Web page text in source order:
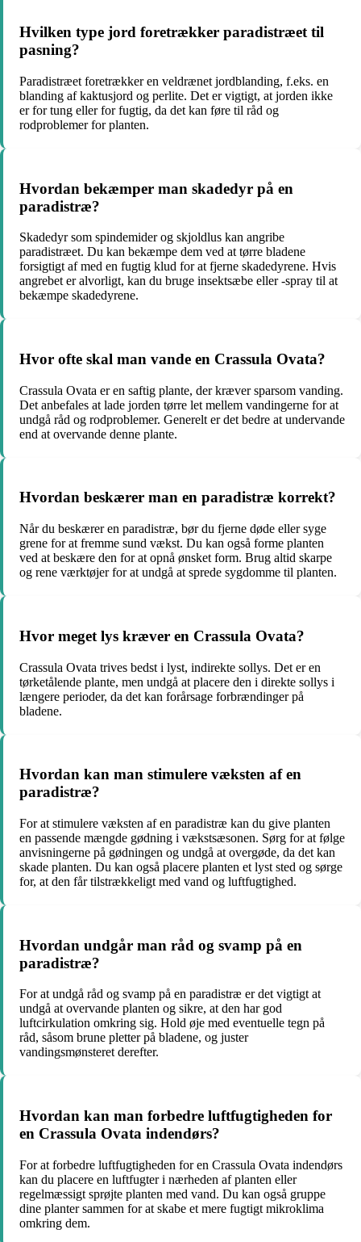
Hvilken type jord foretrækker paradistræet til
pasning?
Paradistræet foretrækker en veldrænet jordblanding, f.eks. en
blanding af kaktusjord og perlite. Det er vigtigt, at jorden ikke
er for tung eller for fugtig, da det kan føre til råd og
rodproblemer for planten.
Hvordan bekæmper man skadedyr på en
paradistræ?
Skadedyr som spindemider og skjoldlus kan angribe
paradistræet. Du kan bekæmpe dem ved at tørre bladene
forsigtigt af med en fugtig klud for at fjerne skadedyrene. Hvis
angrebet er alvorligt, kan du bruge insektsæbe eller -spray til at
bekæmpe skadedyrene.
Hvor ofte skal man vande en Crassula Ovata?
Crassula Ovata er en saftig plante, der kræver sparsom vanding.
Det anbefales at lade jorden tørre let mellem vandingerne for at
undgå råd og rodproblemer. Generelt er det bedre at undervande
end at overvande denne plante.
Hvordan beskærer man en paradistræ korrekt?
Når du beskærer en paradistræ, bør du fjerne døde eller syge
grene for at fremme sund vækst. Du kan også forme planten
ved at beskære den for at opnå ønsket form. Brug altid skarpe
og rene værktøjer for at undgå at sprede sygdomme til planten.
Hvor meget lys kræver en Crassula Ovata?
Crassula Ovata trives bedst i lyst, indirekte sollys. Det er en
tørketålende plante, men undgå at placere den i direkte sollys i
længere perioder, da det kan forårsage forbrændinger på
bladene.
Hvordan kan man stimulere væksten af en
paradistræ?
For at stimulere væksten af en paradistræ kan du give planten
en passende mængde gødning i vækstsæsonen. Sørg for at følge
anvisningerne på gødningen og undgå at overgøde, da det kan
skade planten. Du kan også placere planten et lyst sted og sørge
for, at den får tilstrækkeligt med vand og luftfugtighed.
Hvordan undgår man råd og svamp på en
paradistræ?
For at undgå råd og svamp på en paradistræ er det vigtigt at
undgå at overvande planten og sikre, at den har god
luftcirkulation omkring sig. Hold øje med eventuelle tegn på
råd, såsom brune pletter på bladene, og juster
vandingsmønsteret derefter.
Hvordan kan man forbedre luftfugtigheden for
en Crassula Ovata indendørs?
For at forbedre luftfugtigheden for en Crassula Ovata indendørs
kan du placere en luftfugter i nærheden af planten eller
regelmæssigt sprøjte planten med vand. Du kan også gruppe
dine planter sammen for at skabe et mere fugtigt mikroklima
omkring dem.